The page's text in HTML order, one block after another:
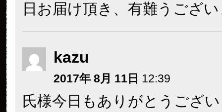
日お届け頂き、有難うござ
kazu
2017年 8月 11日 12:39
氏様今日もありがとうござ